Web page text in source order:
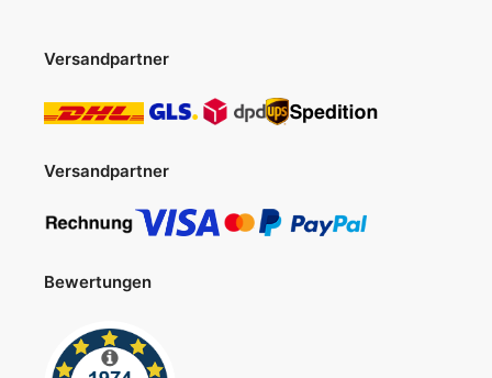
Versandpartner
Versandpartner
Bewertungen